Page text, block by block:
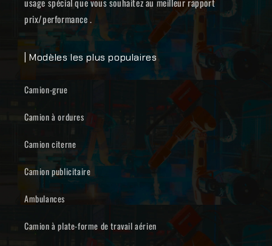
prix/performance .
| Modèles les plus populaires
Camion-grue
Camion à ordures
Camion citerne
Camion publicitaire
Ambulances
Camion à plate-forme de travail aérien